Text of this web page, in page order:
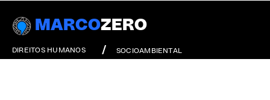
MARCOZERO
DIREITOS HUMANOS SOCIOAMBIENTAL